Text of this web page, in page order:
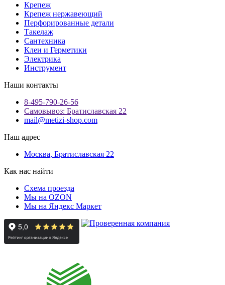
Крепеж
Крепеж нержавеющий
Перфорированные детали
Такелаж
Сантехника
Клеи и Герметики
Электрика
Инструмент
Наши контакты
8-495-790-26-56
Самовывоз: Братиславская 22
mail@metizi-shop.com
Наш адрес
Москва, Братиславская 22
Как нас найти
Схема проезда
Мы на OZON
Мы на Яндекс Маркет